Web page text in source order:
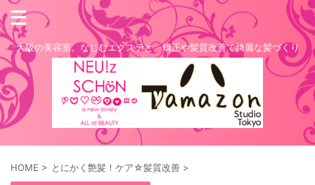
大阪の美容室。なじむエクステと、矯正や髪質改善で綺麗な髪づくり
HOME > とにかく艶髪！ケア☆髪質改善 >